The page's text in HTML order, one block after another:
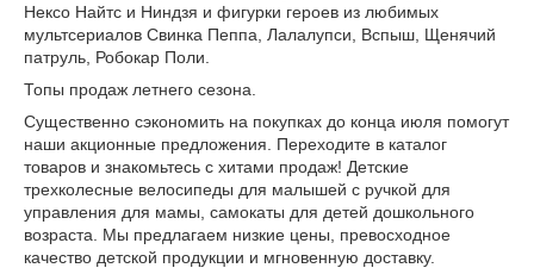
Нексо Найтс и Ниндзя и фигурки героев из любимых
мультсериалов Свинка Пеппа, Лалалупси, Вспыш, Щенячий
патруль, Робокар Поли.
Топы продаж летнего сезона.
Существенно сэкономить на покупках до конца июля помогут
наши акционные предложения. Переходите в каталог
товаров и знакомьтесь с хитами продаж! Детские
трехколесные велосипеды для малышей с ручкой для
управления для мамы, самокаты для детей дошкольного
возраста. Мы предлагаем низкие цены, превосходное
качество детской продукции и мгновенную доставку.